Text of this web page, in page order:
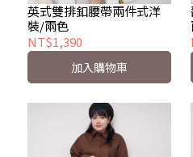
英式雙排釦腰帶兩件式洋
裝/兩色
NT$1,390
加入購物車